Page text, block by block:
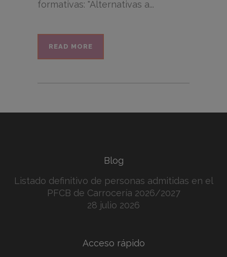
formativas: "Alternativas a...
READ MORE
Blog
Listado definitivo de personas admitidas en el
PFCB de Carrocería 2026/2027
28 julio 2026
Acceso rápido